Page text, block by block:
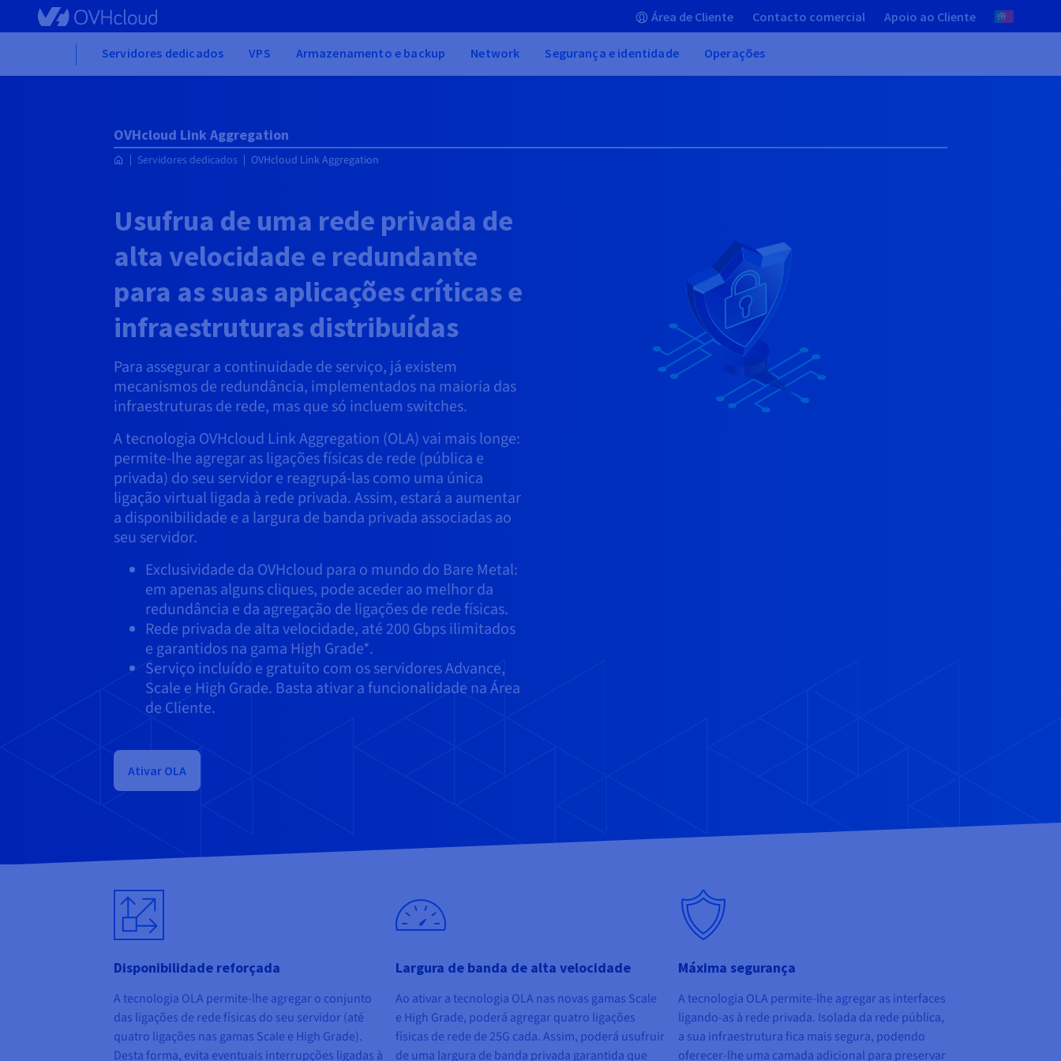
to
Área de Cliente Contacto comercial Apoio ao Cliente
Servidores dedicados VPS Armazenamento e backup Network Segurança e identidade Operações
OVHcloud Link Aggregation
Servidores dedicados OVHcloud Link Aggregation
Usufrua de uma rede privada de
alta velocidade e redundante
para as suas aplicações críticas e
infraestruturas distribuídas
Para assegurar a continuidade de serviço, já existem
mecanismos de redundância, implementados na maioria das
infraestruturas de rede, mas que só incluem switches.
A tecnologia OVHcloud Link Aggregation (OLA) vai mais longe:
permite-lhe agregar as ligações físicas de rede (pública e
privada) do seu servidor e reagrupá-las como uma única
ligação virtual ligada à rede privada. Assim, estará a aumentar
a disponibilidade e a largura de banda privada associadas ao
seu servidor.
Exclusividade da OVHcloud para o mundo do Bare Metal:
em apenas alguns cliques, pode aceder ao melhor da
redundância e da agregação de ligações de rede físicas.
Rede privada de alta velocidade, até 200 Gbps ilimitados
e garantidos na gama High Grade*.
Serviço incluído e gratuito com os servidores Advance,
Scale e High Grade. Basta ativar a funcionalidade na Área
de Cliente.
Ativar OLA
Disponibilidade reforçada
A tecnologia OLA permite-lhe agregar o conjunto
das ligações de rede físicas do seu servidor (até
quatro ligações nas gamas Scale e High Grade).
Desta forma, evita eventuais interrupções ligadas à
Largura de banda de alta velocidade
Ao ativar a tecnologia OLA nas novas gamas Scale
e High Grade, poderá agregar quatro ligações
físicas de rede de 25G cada. Assim, poderá usufruir
de uma largura de banda privada garantida que
Máxima segurança
A tecnologia OLA permite-lhe agregar as interfaces
ligando-as à rede privada. Isolada da rede pública,
a sua infraestrutura fica mais segura, podendo
oferecer-lhe uma camada adicional para preservar